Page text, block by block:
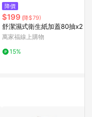
降價
$199 (降$79)
舒潔濕式衛生紙加蓋80抽x2
萬家福線上購物
15%